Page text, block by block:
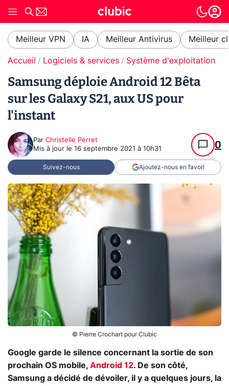
Meilleur VPN IA Meilleur Antivirus Meilleur
Accueil Logiciels & services Système d'exploitation
Samsung déploie Android 12 Bêta
sur les Galaxy S21, aux US pour
l'instant
Par Christelle Perret
Mis à jour le 16 septembre 2021 à 10h31 0
Suivez-nous Ajoutez-nous en favori
© Pierre Crochart pour Clubic
Google garde le silence concernant la sortie de son
prochain OS mobile, Android 12. De son côté,
Samsung a décidé de dévoiler, il y a quelques jours, la